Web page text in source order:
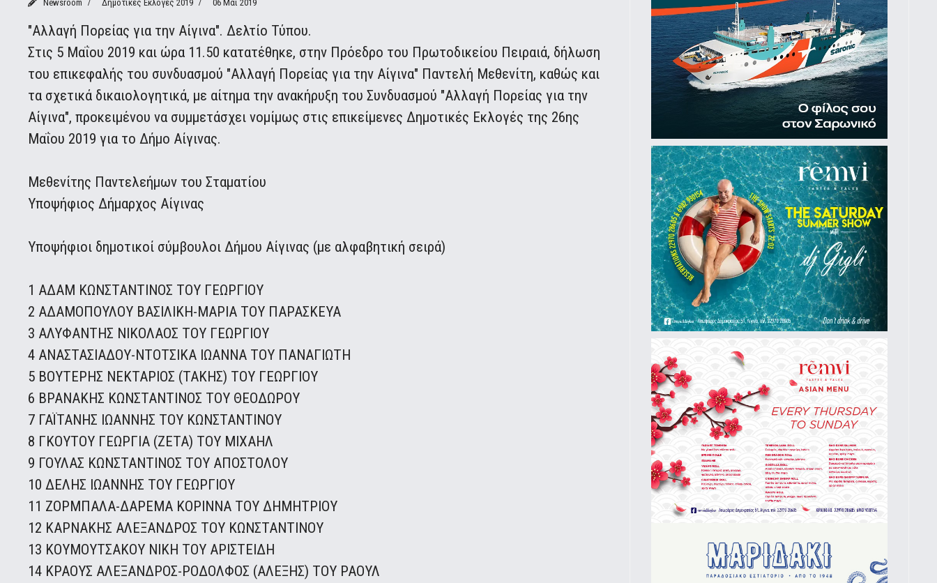
Newsroom Δημοτικές Εκλογές 2019 06 Μάι 2019
"Αλλαγή Πορείας για την Αίγινα". Δελτίο Τύπου.
Στις 5 Μαΐου 2019 και ώρα 11.50 κατατέθηκε, στην Πρόεδρο του Πρωτοδικείου Πειραιά, δήλωση
του επικεφαλής του συνδυασμού "Αλλαγή Πορείας για την Αίγινα" Παντελή Μεθενίτη, καθώς και
τα σχετικά δικαιολογητικά, με αίτημα την ανακήρυξη του Συνδυασμού "Αλλαγή Πορείας για την
Αίγινα", προκειμένου να συμμετάσχει νομίμως στις επικείμενες Δημοτικές Εκλογές της 26ης
Μαΐου 2019 για το Δήμο Αίγινας.
Μεθενίτης Παντελεήμων του Σταματίου
Υποψήφιος Δήμαρχος Αίγινας
Υποψήφιοι δημοτικοί σύμβουλοι Δήμου Αίγινας (με αλφαβητική σειρά)
1 ΑΔΑΜ ΚΩΝΣΤΑΝΤΙΝΟΣ ΤΟΥ ΓΕΩΡΓΙΟΥ
2 ΑΔΑΜΟΠΟΥΛΟΥ ΒΑΣΙΛΙΚΗ-ΜΑΡΙΑ ΤΟΥ ΠΑΡΑΣΚΕΥΑ
3 ΑΛΥΦΑΝΤΗΣ ΝΙΚΟΛΑΟΣ ΤΟΥ ΓΕΩΡΓΙΟΥ
4 ΑΝΑΣΤΑΣΙΑΔΟΥ-ΝΤΟΤΣΙΚΑ ΙΩΑΝΝΑ ΤΟΥ ΠΑΝΑΓΙΩΤΗ
5 ΒΟΥΤΕΡΗΣ ΝΕΚΤΑΡΙΟΣ (ΤΑΚΗΣ) ΤΟΥ ΓΕΩΡΓΙΟΥ
6 ΒΡΑΝΑΚΗΣ ΚΩΝΣΤΑΝΤΙΝΟΣ ΤΟΥ ΘΕΟΔΩΡΟΥ
7 ΓΑΪΤΑΝΗΣ ΙΩΑΝΝΗΣ ΤΟΥ ΚΩΝΣΤΑΝΤΙΝΟΥ
8 ΓΚΟΥΤΟΥ ΓΕΩΡΓΙΑ (ΖΕΤΑ) ΤΟΥ ΜΙΧΑΗΛ
9 ΓΟΥΛΑΣ ΚΩΝΣΤΑΝΤΙΝΟΣ ΤΟΥ ΑΠΟΣΤΟΛΟΥ
10 ΔΕΛΗΣ ΙΩΑΝΝΗΣ ΤΟΥ ΓΕΩΡΓΙΟΥ
11 ΖΟΡΜΠΑΛΑ-ΔΑΡΕΜΑ ΚΟΡΙΝΝΑ ΤΟΥ ΔΗΜΗΤΡΙΟΥ
12 ΚΑΡΝΑΚΗΣ ΑΛΕΞΑΝΔΡΟΣ ΤΟΥ ΚΩΝΣΤΑΝΤΙΝΟΥ
13 ΚΟΥΜΟΥΤΣΑΚΟΥ ΝΙΚΗ ΤΟΥ ΑΡΙΣΤΕΙΔΗ
14 ΚΡΑΟΥΣ ΑΛΕΞΑΝΔΡΟΣ-ΡΟΔΟΛΦΟΣ (ΑΛΕΞΗΣ) ΤΟΥ ΡΑΟΥΛ